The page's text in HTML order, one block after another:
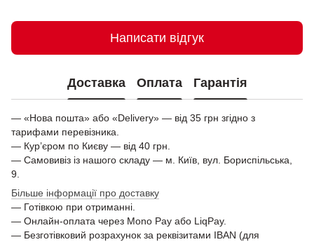
Написати відгук
Доставка Оплата Гарантія
— «Нова пошта» або «Delivery» — від 35 грн згідно з
тарифами перевізника.
— Кур’єром по Києву — від 40 грн.
— Самовивіз із нашого складу — м. Київ, вул. Бориспільська,
9.
Більше інформації про доставку
— Готівкою при отриманні.
— Онлайн-оплата через Mono Pay або LiqPay.
— Безготівковий розрахунок за реквізитами IBAN (для